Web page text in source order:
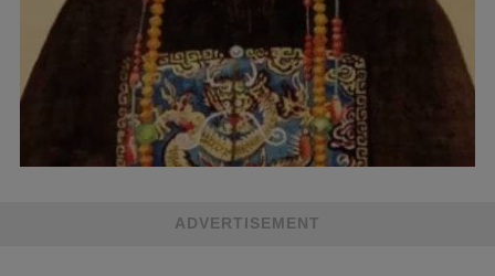
ADVERTISEMENT